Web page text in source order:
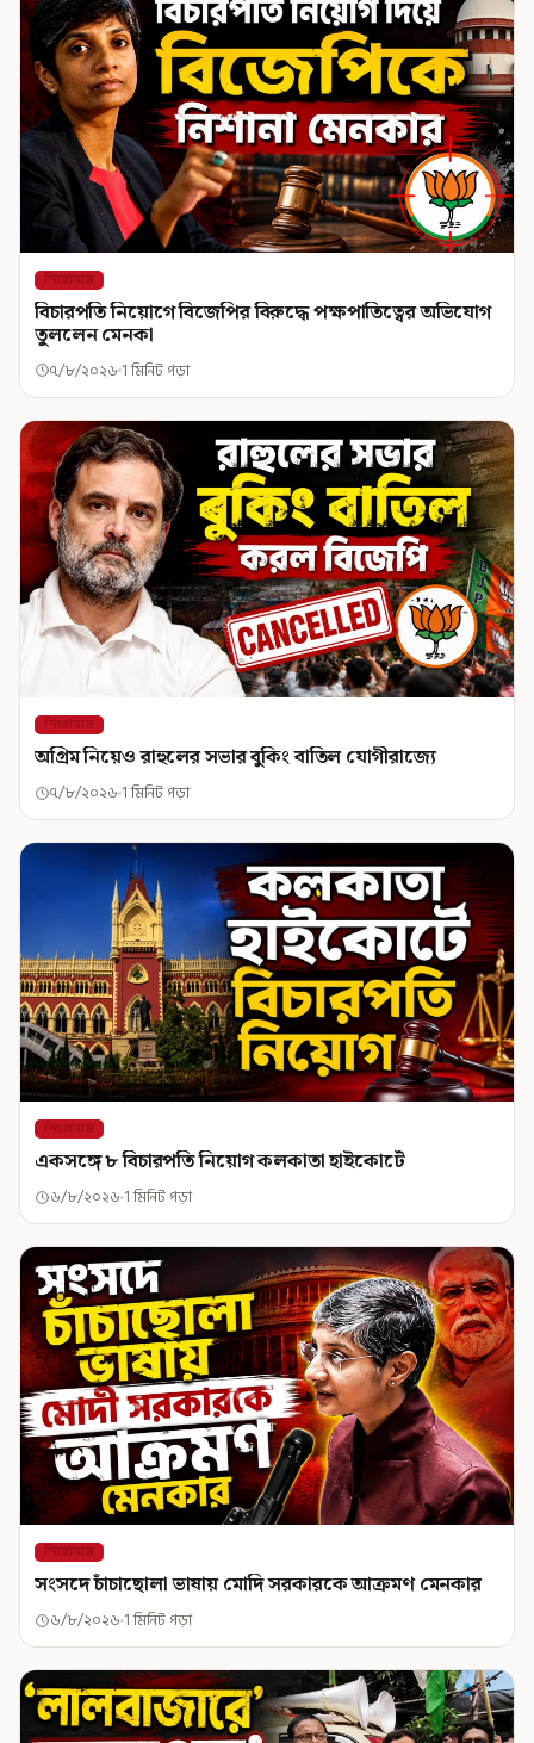
শিরোনাম
বিচারপতি নিয়োগে বিজেপির বিরুদ্ধে পক্ষপাতিত্বের অভিযোগ
তুললেন মেনকা
৭/৮/২০২৬ 1 মিনিট পড়া
শিরোনাম
অগ্রিম নিয়েও রাহুলের সভার বুকিং বাতিল যোগীরাজ্যে
৭/৮/২০২৬ 1 মিনিট পড়া
শিরোনাম
একসঙ্গে ৮ বিচারপতি নিয়োগ কলকাতা হাইকোর্টে
৬/৮/২০২৬ 1 মিনিট পড়া
শিরোনাম
সংসদে চাঁচাছোলা ভাষায় মোদি সরকারকে আক্রমণ মেনকার
৬/৮/২০২৬ 1 মিনিট পড়া